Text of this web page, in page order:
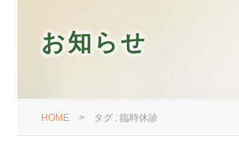
お知らせ
HOME > タグ : 臨時休診